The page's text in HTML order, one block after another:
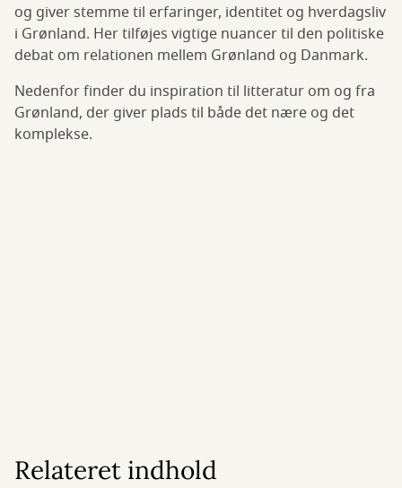
og giver stemme til erfaringer, identitet og hverdagsliv
i Grønland. Her tilføjes vigtige nuancer til den politiske
debat om relationen mellem Grønland og Danmark.
Nedenfor finder du inspiration til litteratur om og fra
Grønland, der giver plads til både det nære og det
komplekse.
Relateret indhold